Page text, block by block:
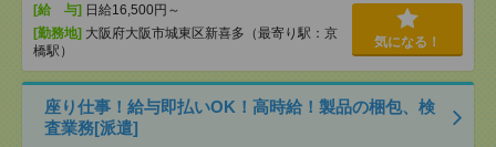
[給 与] 日給16,500円～
[勤務地] 大阪府大阪市城東区新喜多（最寄り駅：京
橋駅）
気になる！
座り仕事！給与即払いOK！高時給！製品の梱包、検
査業務[派遣]